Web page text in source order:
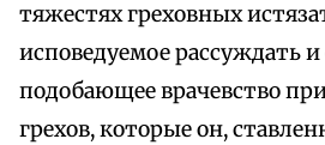
тяжестях греховных
исповедуемое рассуждать
подобающее врачевство
грехов, которые он,